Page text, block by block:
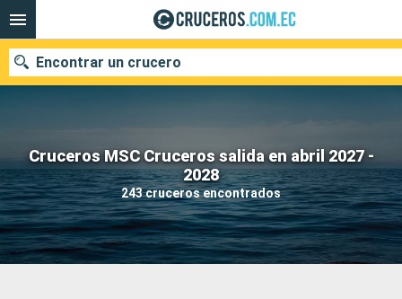
Cruceros MSC Cruceros salida en abril 2027 -
2028
243 cruceros encontrados
Encontrar un crucero
Nuestros destinos
Fecha de salida
Puertos Compañías